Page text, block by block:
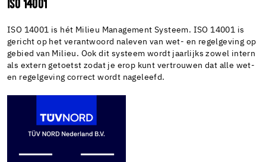
ISO 14001
ISO 14001 is hét Milieu Management Systeem. ISO 14001 is
gericht op het verantwoord naleven van wet- en regelgeving op
gebied van Milieu. Ook dit systeem wordt jaarlijks zowel intern
als extern getoetst zodat je erop kunt vertrouwen dat alle wet-
en regelgeving correct wordt nageleefd.